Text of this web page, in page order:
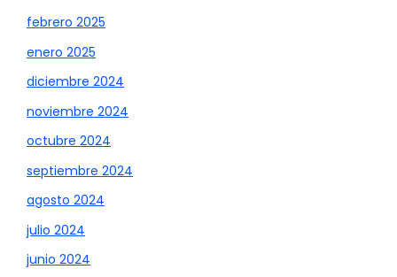
febrero 2025
enero 2025
diciembre 2024
noviembre 2024
octubre 2024
septiembre 2024
agosto 2024
julio 2024
junio 2024